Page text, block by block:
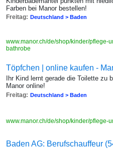
Farben bei Manor bestellen!
Freitag: Deutschland > Baden
www.manor.ch/de/shop/kinder/
bathrobe
Töpfchen | online kaufen -
Ihr Kind lernt gerade die Toilette
Manor online!
Freitag: Deutschland > Baden
www.manor.ch/de/shop/kinder/
Baden AG: Berufschauffeur